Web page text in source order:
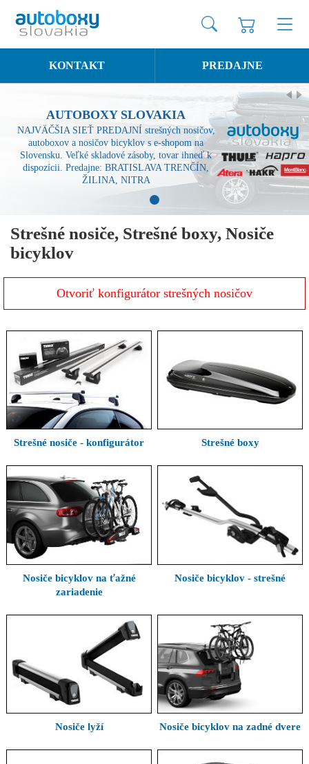
KONTAKT PREDAJNE
AUTOBOXY SLOVAKIA
NAJVÄČŠIA SIEŤ PREDAJNÍ strešných nosičov,
autoboxov a nosičov bicyklov s e-shopom na
Slovensku. Veľké skladové zásoby, tovar ihneď k
dispozícii. Predajne: BRATISLAVA TRENČÍN,
ŽILINA, NITRA
Strešné nosiče, Strešné boxy, Nosiče
bicyklov
Otvoriť konfigurátor strešných nosičov
Strešné nosiče - konfigurátor Strešné boxy
Nosiče bicyklov na ťažné
zariadenie
Nosiče bicyklov - strešné
Nosiče lyží Nosiče bicyklov na zadné dvere